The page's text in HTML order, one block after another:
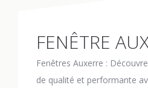
FENÊTRE
Fenêtres Auxerre :
de qualité et performante